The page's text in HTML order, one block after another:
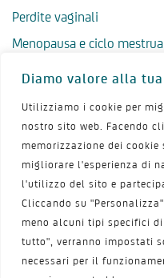
Diamo valore alla
Utilizziamo i cookie per
nostro sito web. Facendo
memorizzazione dei
migliorare l'esperienza di
l'utilizzo del sito e
Cliccando su
meno alcuni tipi specifici
tutto", verranno impostati
necessari per il
Perdite vaginali
Menopausa e ciclo
Menopausa precoce
Salute psicologica in
Igiene intima in
Menopausa e sport
Dichiarazione sulla